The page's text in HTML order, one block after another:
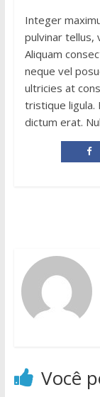
Integer
pulvinar tellus,
Aliquam
neque vel
ultricies at
tristique ligula.
dictum erat.
Você